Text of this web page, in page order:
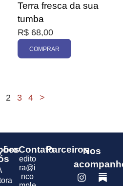
Terra fresca da sua
tumba
R$ 68,00
COMPRAR
2 3 4 >
Contato
edito
ra@i
nco
ParceirosNos